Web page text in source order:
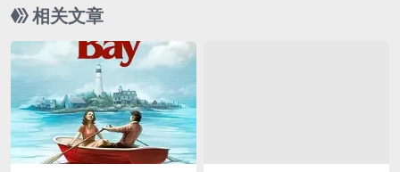
相关文章